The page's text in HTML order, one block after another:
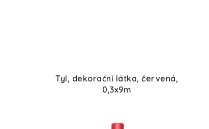
Tyl, dekorační látka, červená,
0,3x9m